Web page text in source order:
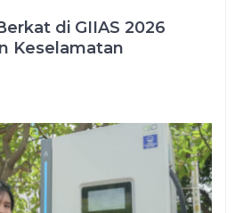
di GIIAS 2026
Keselamatan